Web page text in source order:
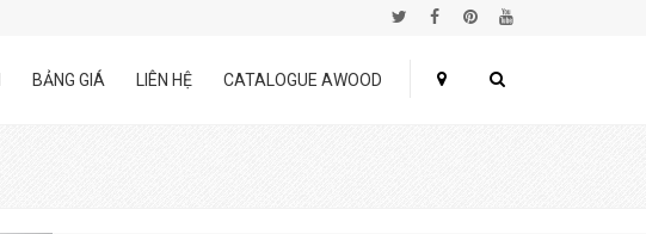
BẢNG GIÁ LIÊN HỆ CATALOGUE AWOOD